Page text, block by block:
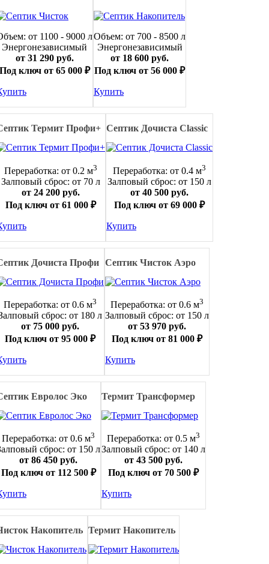
от 1100 - 9000 л
Энергонезависимый
от 31 290 руб.
ключ от 65 000 ₽
Объем: от 700 - 8500 л
Энергонезависимый
от 18 600 руб.
Под ключ от 56 000 ₽
Купить
Термит Профи+
Переработка: от 0.2 м3
Залповый сброс: от 70 л
от 24 200 руб.
Под ключ от 61 000 ₽
Септик Дочиста Classic
Переработка: от 0.4 м3
Залповый сброс: от 150 л
от 40 500 руб.
Под ключ от 69 000 ₽
Купить
Дочиста Профи
Переработка: от 0.6 м3
сброс: от 180 л
от 75 000 руб.
Под ключ от 95 000 ₽
Септик Чисток Аэро
Переработка: от 0.6 м3
Залповый сброс: от 150 л
от 53 970 руб.
Под ключ от 81 000 ₽
Купить
Евролос Эко
Переработка: от 0.6 м3
сброс: от 150 л
от 86 450 руб.
Под ключ от 112 500 ₽
Термит Трансформер
Переработка: от 0.5 м3
Залповый сброс: от 140 л
от 43 500 руб.
Под ключ от 70 500 ₽
Купить
Накопитель Термит Накопитель